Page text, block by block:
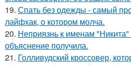
19. Спать без одежды - самый
лайфхак, о котором молча.
20. Неприязнь к именам
объяснение получила.
21. Голливудский кроссовер,